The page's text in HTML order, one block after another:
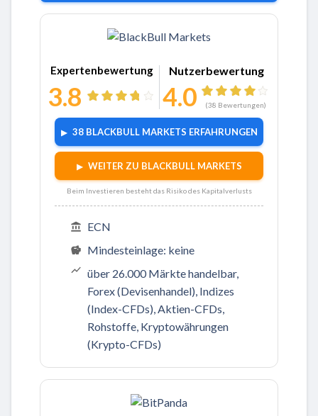
Expertenbewertung
3.8
Nutzerbewertung
4.0 (38 Bewertungen)
38 BLACKBULL MARKETS ERFAHRUNGEN
WEITER ZU BLACKBULL MARKETS
Beim Investieren besteht das Risiko des Kapitalverlusts
ECN
Mindesteinlage: keine
über 26.000 Märkte handelbar,
Forex (Devisenhandel), Indizes
(Index-CFDs), Aktien-CFDs,
Rohstoffe, Kryptowährungen
(Krypto-CFDs)
Zu BitPanda